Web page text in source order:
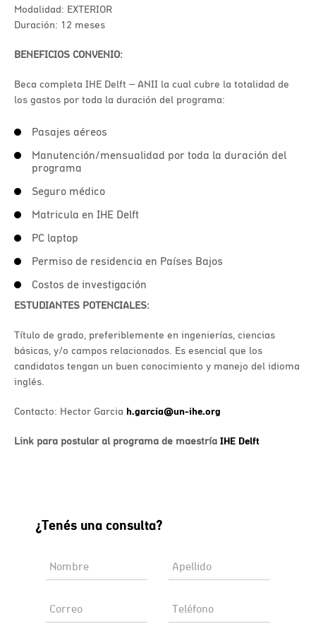
Modalidad: EXTERIOR
Duración: 12 meses
BENEFICIOS CONVENIO:
Beca completa IHE Delft – ANII la cual cubre la totalidad de
los gastos por toda la duración del programa:
Pasajes aéreos
Manutención/mensualidad por toda la duración del
programa
Seguro médico
Matricula en IHE Delft
PC laptop
Permiso de residencia en Países Bajos
Costos de investigación
ESTUDIANTES POTENCIALES:
Título de grado, preferiblemente en ingenierías, ciencias
básicas, y/o campos relacionados. Es esencial que los
candidatos tengan un buen conocimiento y manejo del idioma
inglés.
Contacto: Hector Garcia h.garcia@un-ihe.org
Link para postular al programa de maestría IHE Delft